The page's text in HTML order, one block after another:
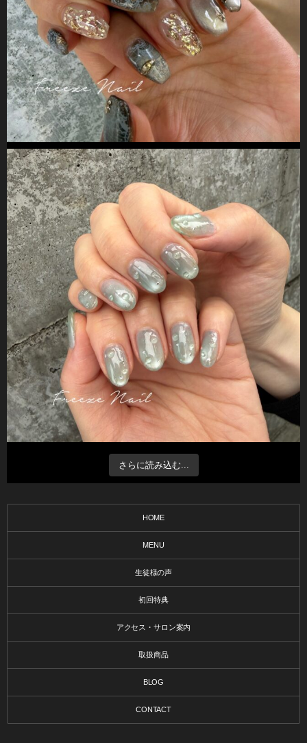
さらに読み込む...
HOME
MENU
生徒様の声
初回特典
アクセス・サロン案内
取扱商品
BLOG
CONTACT